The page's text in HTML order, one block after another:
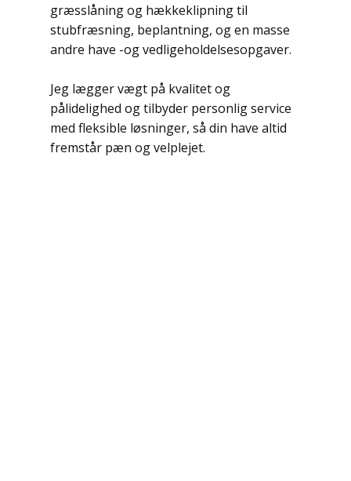
græsslåning og hækkeklipning til
stubfræsning, beplantning, og en masse
andre have -og vedligeholdelsesopgaver.
Jeg lægger vægt på kvalitet og
pålidelighed og tilbyder personlig service
med fleksible løsninger, så din have altid
fremstår pæn og velplejet.